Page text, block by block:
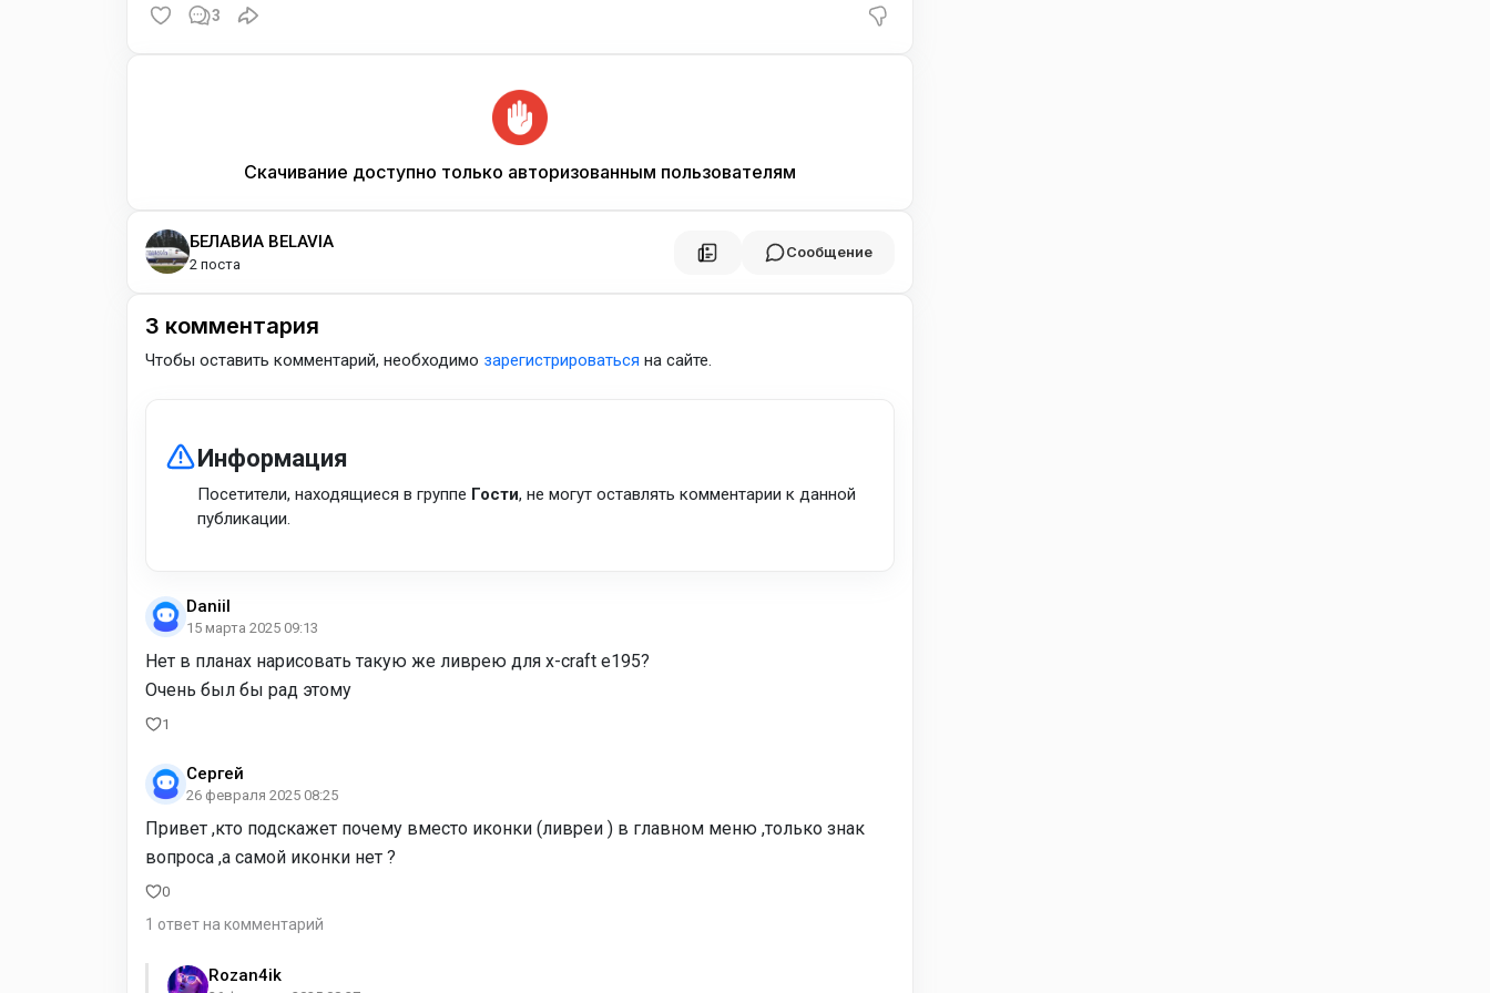
3
Скачивание доступно только авторизованным пользователям
БЕЛАВИА BELAVIA
2 поста
Сообщение
3 комментария
Чтобы оставить комментарий, необходимо зарегистрироваться на сайте.
Информация
Посетители, находящиеся в группе Гости, не могут оставлять комментарии к данной
публикации.
Daniil
15 марта 2025 09:13
Нет в планах нарисовать такую же ливрею для x-craft e195?
Очень был бы рад этому
1
Сергей
26 февраля 2025 08:25
Привет ,кто подскажет почему вместо иконки (ливреи ) в главном меню ,только знак
вопроса ,а самой иконки нет ?
0
1 ответ на комментарий
Rozan4ik